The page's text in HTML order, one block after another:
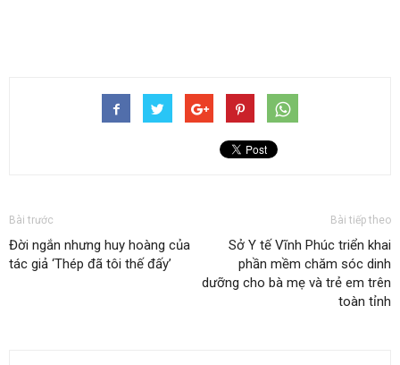
Bài trước
Đời ngắn nhưng huy hoàng của
tác giả ‘Thép đã tôi thế đấy’
Bài tiếp theo
Sở Y tế Vĩnh Phúc triển khai
phần mềm chăm sóc dinh
dưỡng cho bà mẹ và trẻ em trên
toàn tỉnh